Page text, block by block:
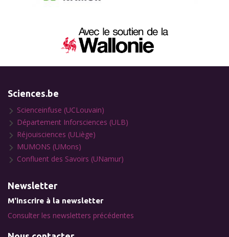
Sciences.be
Scienceinfuse (UCLouvain)
Département Inforsciences (ULB)
Réjouisciences (ULiège)
MUMONS (UMons)
Confluent des Savoirs (UNamur)
Newsletter
M'inscrire à la newsletter
Consulter les newsletters précédentes